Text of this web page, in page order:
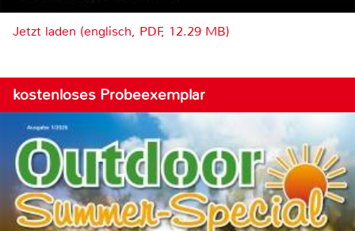
Jetzt laden (englisch, PDF, 12.29 MB)
kostenloses Probeexemplar